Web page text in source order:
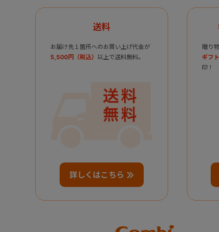
送料
お届け先１箇所へのお買い上げ代金が
5,500円（税込） 以上で送料無料。
詳しくはこちら
贈り
ギフ
印！
Combi